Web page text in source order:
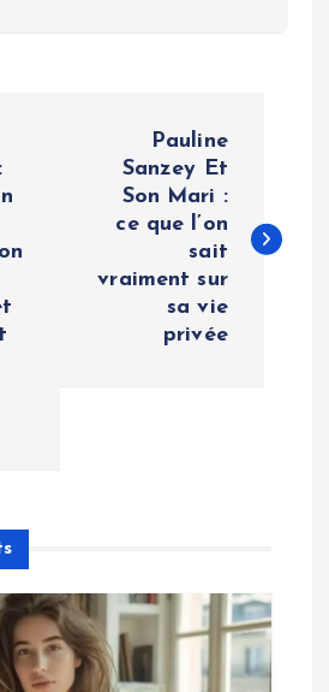
Pauline
Sanzey Et
Son Mari :
ce que l’on
sait
vraiment sur
sa vie
privée